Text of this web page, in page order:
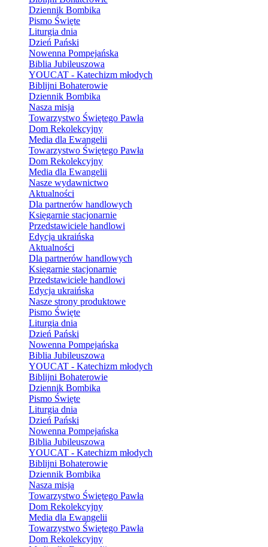
Dziennik Bombika
Pismo Święte
Liturgia dnia
Dzień Pański
Nowenna Pompejańska
Biblia Jubileuszowa
YOUCAT - Katechizm młodych
Biblijni Bohaterowie
Dziennik Bombika
Nasza misja
Towarzystwo Świętego Pawła
Dom Rekolekcyjny
Media dla Ewangelii
Towarzystwo Świętego Pawła
Dom Rekolekcyjny
Media dla Ewangelii
Nasze wydawnictwo
Aktualności
Dla partnerów handlowych
Księgarnie stacjonarnie
Przedstawiciele handlowi
Edycja ukraińska
Aktualności
Dla partnerów handlowych
Księgarnie stacjonarnie
Przedstawiciele handlowi
Edycja ukraińska
Nasze strony produktowe
Pismo Święte
Liturgia dnia
Dzień Pański
Nowenna Pompejańska
Biblia Jubileuszowa
YOUCAT - Katechizm młodych
Biblijni Bohaterowie
Dziennik Bombika
Pismo Święte
Liturgia dnia
Dzień Pański
Nowenna Pompejańska
Biblia Jubileuszowa
YOUCAT - Katechizm młodych
Biblijni Bohaterowie
Dziennik Bombika
Nasza misja
Towarzystwo Świętego Pawła
Dom Rekolekcyjny
Media dla Ewangelii
Towarzystwo Świętego Pawła
Dom Rekolekcyjny